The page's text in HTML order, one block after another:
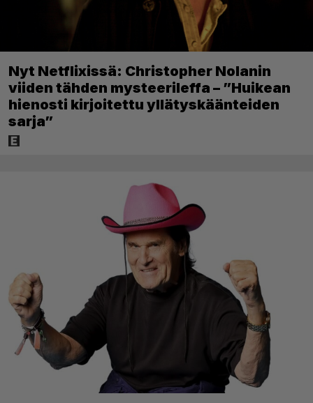
Nyt Netflixissä: Christopher Nolanin
viiden tähden mysteerileffa – ”Huikean
hienosti kirjoitettu yllätyskäänteiden
sarja”